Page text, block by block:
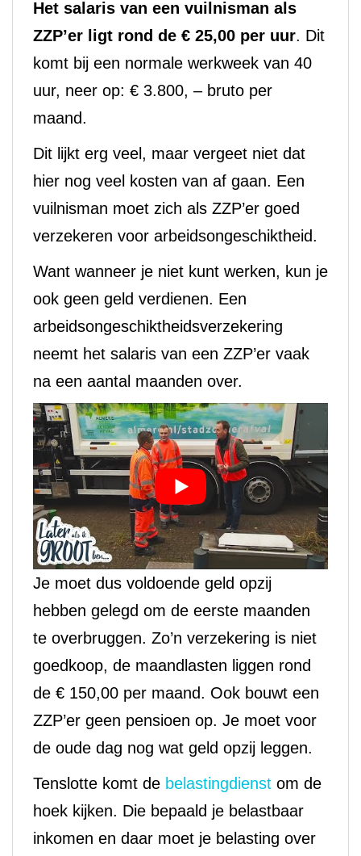
Het salaris van een vuilnisman als
ZZP’er ligt rond de € 25,00 per uur. Dit
komt bij een normale werkweek van 40
uur, neer op: € 3.800, – bruto per
maand.
Dit lijkt erg veel, maar vergeet niet dat
hier nog veel kosten van af gaan. Een
vuilnisman moet zich als ZZP’er goed
verzekeren voor arbeidsongeschiktheid.
Want wanneer je niet kunt werken, kun je
ook geen geld verdienen. Een
arbeidsongeschiktheidsverzekering
neemt het salaris van een ZZP’er vaak
na een aantal maanden over.
Je moet dus voldoende geld opzij
hebben gelegd om de eerste maanden
te overbruggen. Zo’n verzekering is niet
goedkoop, de maandlasten liggen rond
de € 150,00 per maand. Ook bouwt een
ZZP’er geen pensioen op. Je moet voor
de oude dag nog wat geld opzij leggen.
Tenslotte komt de belastingdienst om de
hoek kijken. Die bepaald je belastbaar
inkomen en daar moet je belasting over